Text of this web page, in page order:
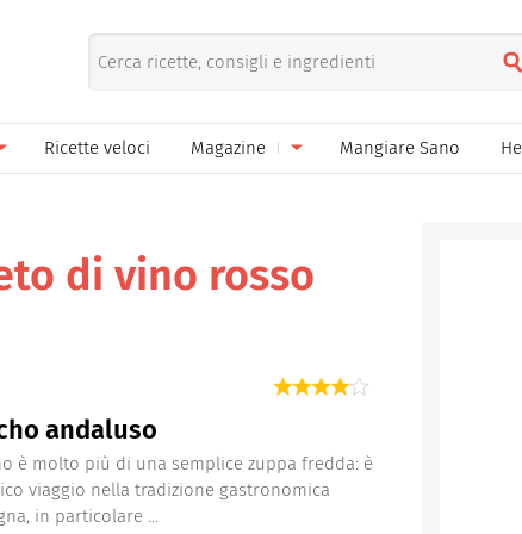
Pane pizza focacce
Bevande
Ricette veloci Magazine Mangiare Sano
di vino rosso
andaluso
è molto più di una semplice zuppa fredda: è
viaggio nella tradizione gastronomica
in particolare ...